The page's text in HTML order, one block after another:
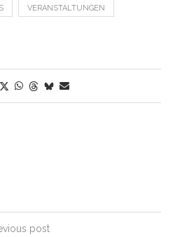
VERANSTALTUNGEN
post